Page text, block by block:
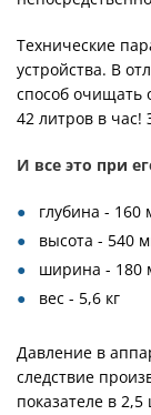
Технические
устройства. В
способ очищать
42 литров в
И все это при
глубина - 160
высота - 540
ширина - 180
вес - 5,6 кг
Давление в
следствие
показателе в 2,5